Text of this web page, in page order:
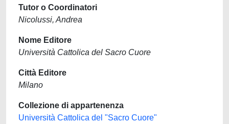
Tutor o Coordinatori
Nicolussi, Andrea
Nome Editore
Università Cattolica del Sacro Cuore
Città Editore
Milano
Collezione di appartenenza
Università Cattolica del "Sacro Cuore"